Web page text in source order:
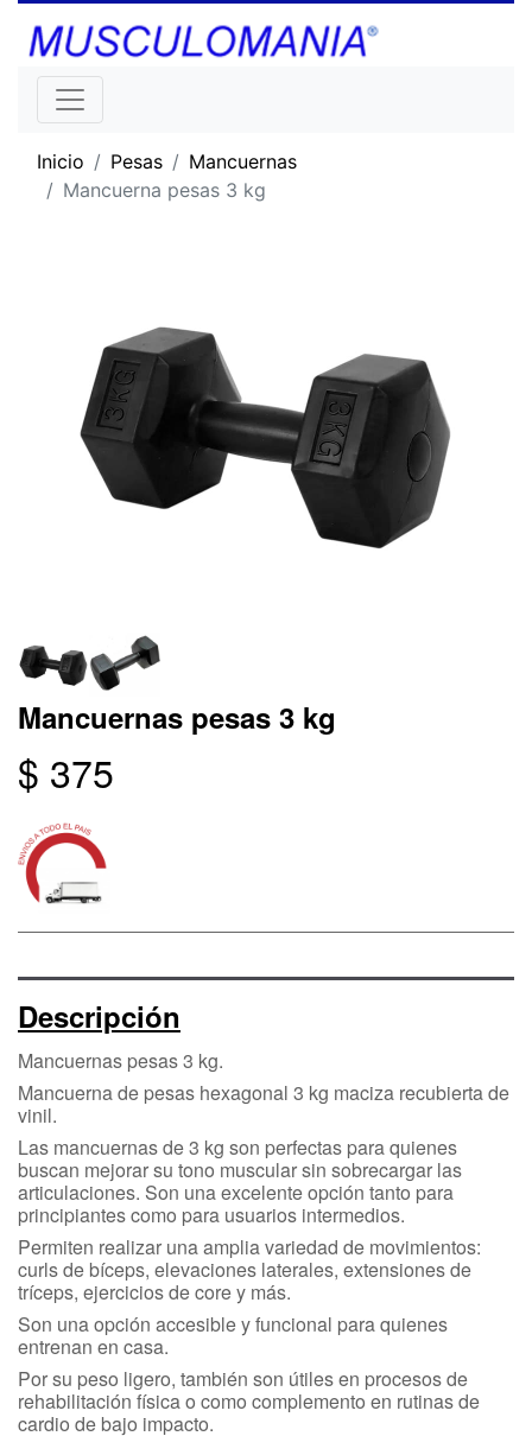
Inicio Pesas
Mancuernas
Mancuerna pesas 3 kg
Mancuernas pesas 3 kg
$ 375
Descripción
Mancuernas pesas 3 kg.
Mancuerna de pesas hexagonal 3 kg maciza recubierta de
vinil.
Las mancuernas de 3 kg son perfectas para quienes
buscan mejorar su tono muscular sin sobrecargar las
articulaciones. Son una excelente opción tanto para
principiantes como para usuarios intermedios.
Permiten realizar una amplia variedad de movimientos:
curls de bíceps, elevaciones laterales, extensiones de
tríceps, ejercicios de core y más.
Son una opción accesible y funcional para quienes
entrenan en casa.
Por su peso ligero, también son útiles en procesos de
rehabilitación física o como complemento en rutinas de
cardio de bajo impacto.